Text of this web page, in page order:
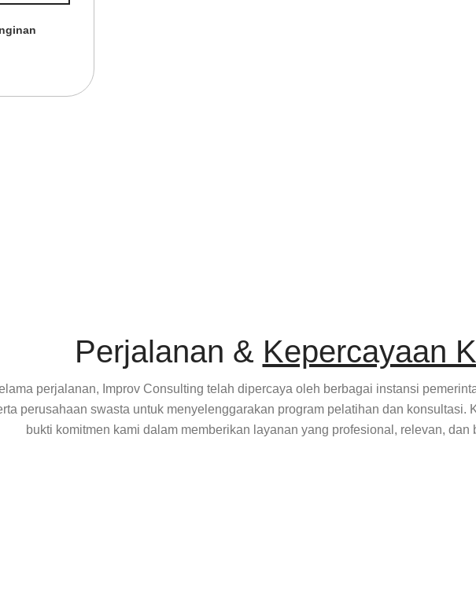
Perjalanan & Kepercayaan
perjalanan, Improv Consulting telah dipercaya oleh berbagai instansi
perusahaan swasta untuk menyelenggarakan program pelatihan dan konsultasi.
bukti komitmen kami dalam memberikan layanan yang profesional, relevan, dan